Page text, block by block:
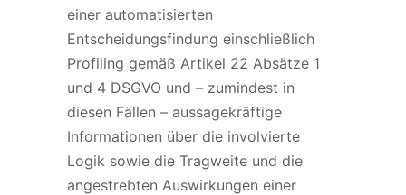
einer automatisierten
Entscheidungsfindung einschließlich
Profiling gemäß Artikel 22 Absätze 1
und 4 DSGVO und – zumindest in
diesen Fällen – aussagekräftige
Informationen über die involvierte
Logik sowie die Tragweite und die
angestrebten Auswirkungen einer